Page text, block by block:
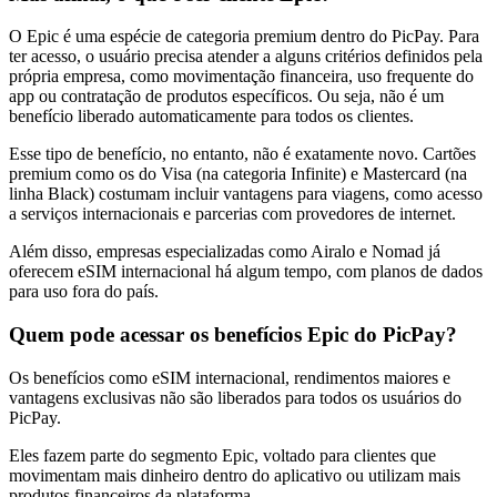
O Epic é uma espécie de categoria premium dentro do PicPay. Para
ter acesso, o usuário precisa atender a alguns critérios definidos pela
própria empresa, como movimentação financeira, uso frequente do
app ou contratação de produtos específicos. Ou seja, não é um
benefício liberado automaticamente para todos os clientes.
Esse tipo de benefício, no entanto, não é exatamente novo. Cartões
premium como os do Visa (na categoria Infinite) e Mastercard (na
linha Black) costumam incluir vantagens para viagens, como acesso
a serviços internacionais e parcerias com provedores de internet.
Além disso, empresas especializadas como Airalo e Nomad já
oferecem eSIM internacional há algum tempo, com planos de dados
para uso fora do país.
Quem pode acessar os benefícios Epic do PicPay?
Os benefícios como eSIM internacional, rendimentos maiores e
vantagens exclusivas não são liberados para todos os usuários do
PicPay.
Eles fazem parte do segmento Epic, voltado para clientes que
movimentam mais dinheiro dentro do aplicativo ou utilizam mais